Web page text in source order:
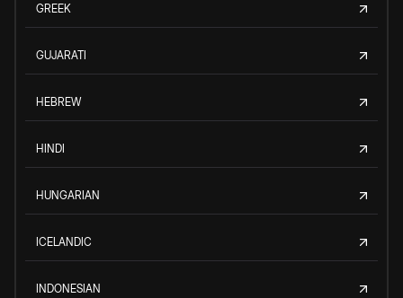
GREEK
GUJARATI
HEBREW
HINDI
HUNGARIAN
ICELANDIC
INDONESIAN